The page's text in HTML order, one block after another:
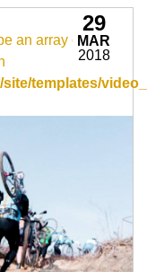
an array or an
templates/
29
MAR
2018